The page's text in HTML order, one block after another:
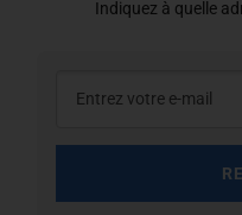
Indiquez à quelle